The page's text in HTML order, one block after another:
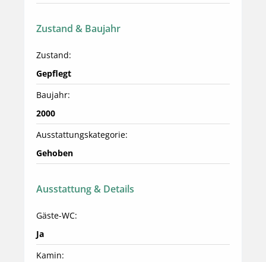
Zustand & Baujahr
Zustand:
Gepflegt
Baujahr:
2000
Ausstattungskategorie:
Gehoben
Ausstattung & Details
Gäste-WC:
Ja
Kamin: